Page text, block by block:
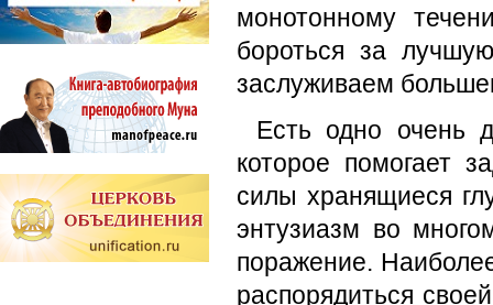
монотонному
бороться за
заслуживаем
Есть одно очень
которое помогает
силы хранящиеся
энтузиазм во
поражение.
распорядиться